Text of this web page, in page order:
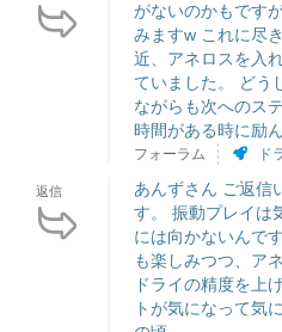
がないのかもです
みますw これに尽
近、アネロスを入
ていました。 どう
ながらも次へのス
時間がある時に励ん
フォーラム ド
返信
あんずさん ご返信
す。 振動プレイは
には向かないんで
も楽しみつつ、ア
ドライの精度を上
トが気になって気